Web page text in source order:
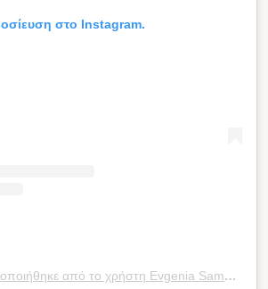
στο Instagram.
Η δημοσίευση κοινοποιήθηκε από το χρήστη Evgenia Samara (@eugeniasamara)